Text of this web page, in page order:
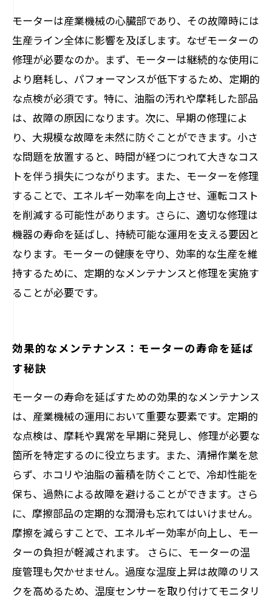
定期点検のススメ：モーターを守るためのタ
イムスケジュール
未来への投資：モーター修理が機器寿命を延
ばす理由
モーターは産業機械の心臓部であり、その故障時には
生産ライン全体に影響を及ぼします。なぜモーターの
修理が必要なのか。まず、モーターは継続的な使用に
より磨耗し、パフォーマンスが低下するため、定期的
な点検が必須です。特に、油脂の汚れや摩耗した部品
は、故障の原因になります。次に、早期の修理によ
り、大規模な故障を未然に防ぐことができます。小さ
な問題を放置すると、時間が経つにつれて大きなコス
トを伴う損失につながります。また、モーターを修理
することで、エネルギー効率を向上させ、運転コスト
を削減する可能性があります。さらに、適切な修理は
機器の寿命を延ばし、持続可能な運用を支える要因と
なります。モーターの健康を守り、効率的な生産を維
持するために、定期的なメンテナンスと修理を実施す
ることが必要です。
効果的なメンテナンス：モーターの寿命を延ば
す秘訣
モーターの寿命を延ばすための効果的なメンテナンス
は、産業機械の運用において重要な要素です。定期的
な点検は、摩耗や異常を早期に発見し、修理が必要な
箇所を特定するのに役立ちます。また、清掃作業を怠
らず、ホコリや油脂の蓄積を防ぐことで、冷却性能を
保ち、過熱による故障を避けることができます。さら
に、摩擦部品の定期的な潤滑も忘れてはいけません。
摩擦を減らすことで、エネルギー効率が向上し、モー
ターの負担が軽減されます。 さらに、モーターの温
度管理も欠かせません。過度な温度上昇は故障のリス
クを高めるため、温度センサーを取り付けてモニタリ